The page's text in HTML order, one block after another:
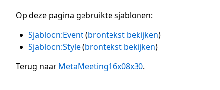
Op deze pagina gebruikte sjablonen:
Sjabloon:Event(brontekst bekijken)
Sjabloon:Style(brontekst bekijken)
Terug naar MetaMeeting16x08x30.